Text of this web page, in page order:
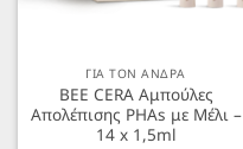
ΓΙΑ ΤΟΝ ΑΝΔΡΑ
BEE CERA Αμπούλες
Απολέπισης PHAs με Μέλι –
14 x 1,5ml